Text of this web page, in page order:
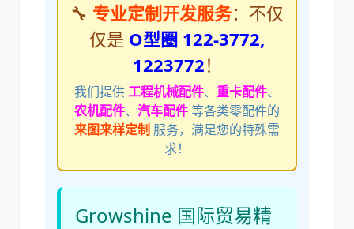
约翰迪尔 徐工
利勃海尔 凯斯
🔧 专业定制开发服务：不仅
仅是 O型圈 122-3772,
1223772！
我们提供工程机械配件、 重卡配件、
农机配件、 汽车配件等各类零配件的
来图来样定制 服务，满足您的特殊需
求！
Growshine 国际贸易精